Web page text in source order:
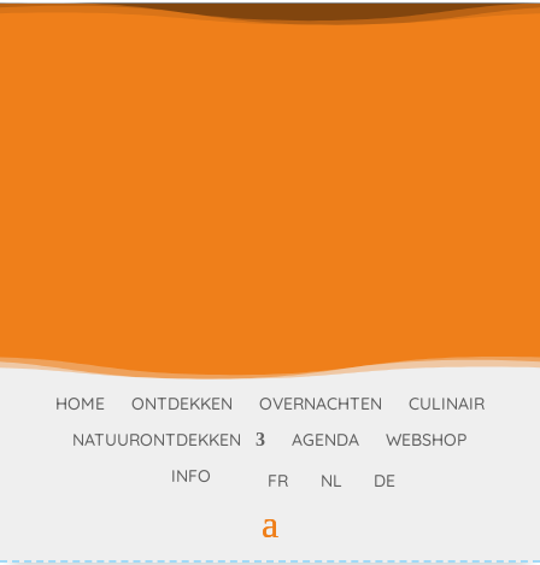
HOME ONTDEKKEN OVERNACHTEN
CULINAIR
NATUURONTDEKKEN
AGENDA
WEBSHOP
INFO
FR NL DE